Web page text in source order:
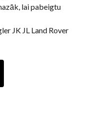
lai pabeigtu
JK JL Land Rover